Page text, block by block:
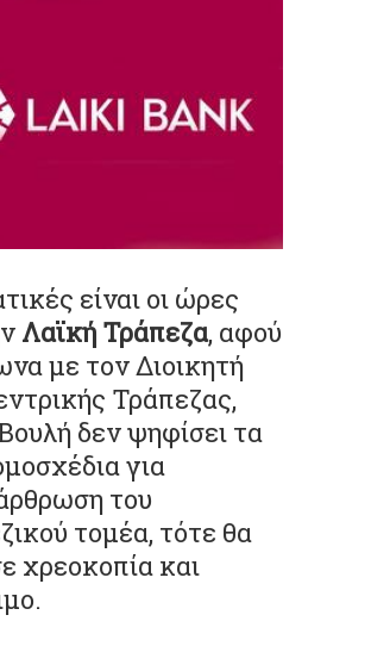
είναι οι ώρες
Λαϊκή Τράπεζα, αφού
με τον Διοικητή
Τράπεζας,
δεν ψηφίσει τα
για
του
τομέα, τότε θα
χρεοκοπία και